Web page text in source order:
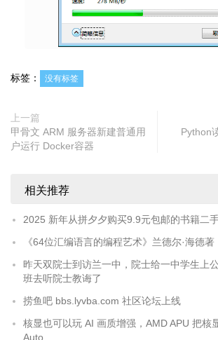
标签： 没有标签
上一篇
甲骨文 ARM 服务器新建普通用
户运行 Docker容器
Python
相关推荐
2025 新年从拼夕夕购买9.9元包邮的书籍二
《64位汇编语言的编程艺术》兰德尔·海德著
昨天双院士到访兰一中，院士给一中学生上
班去听院士教诲了
捞鱼吧 bbs.lyvba.com 社区论坛上线
核显也可以玩 AI 画质增强，AMD APU 把核
Auto